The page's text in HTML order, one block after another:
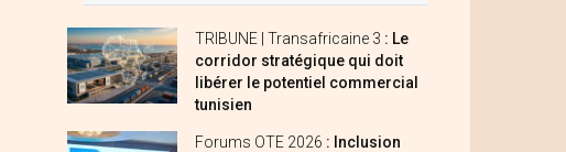
TRIBUNE | Transafricaine 3 : Le
corridor stratégique qui doit
libérer le potentiel commercial
tunisien
Forums OTE 2026 : Inclusion